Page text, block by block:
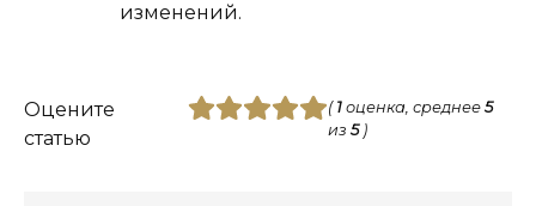
изменений.
Оцените
статью
( 1оценка, среднее 5
из 5)